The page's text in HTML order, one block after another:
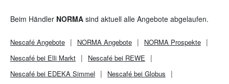
Beim Händler NORMA sind aktuell alle Angebote abgelaufen.
Nescafé Angebote NORMA Angebote NORMA Prospekte
Nescafé bei Elli Markt
Nescafé bei REWE
Nescafé bei EDEKA Simmel
Nescafé bei Globus